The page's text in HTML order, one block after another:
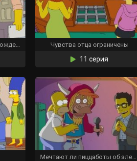
Чувства отца ограничены
11 серия
Мечтают ли пиццаботы об электрогитарах?